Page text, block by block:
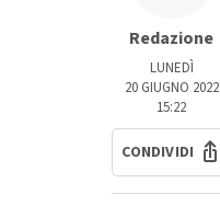
Redazione
LUNEDÌ
20 GIUGNO 2022
15:22
CONDIVIDI